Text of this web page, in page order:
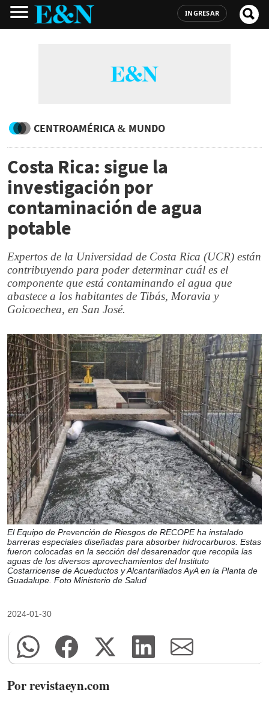
INGRESAR
CENTROAMÉRICA & MUNDO
Costa Rica: sigue la
investigación por
contaminación de agua
potable
Expertos de la Universidad de Costa Rica (UCR) están
contribuyendo para poder determinar cuál es el
componente que está contaminando el agua que
abastece a los habitantes de Tibás, Moravia y
Goicoechea, en San José.
El Equipo de Prevención de Riesgos de RECOPE ha instalado
barreras especiales diseñadas para absorber hidrocarburos. Estas
fueron colocadas en la sección del desarenador que recopila las
aguas de los diversos aprovechamientos del Instituto
Costarricense de Acueductos y Alcantarillados AyA en la Planta de
Guadalupe. Foto Ministerio de Salud
2024-01-30
Por revistaeyn.com